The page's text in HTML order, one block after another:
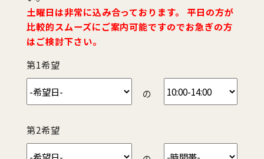
土曜日は非常に込み合っております。 平日の方が
比較的スムーズにご案内可能ですのでお急ぎの方
はご検討下さい。
第1希望
の
第2希望